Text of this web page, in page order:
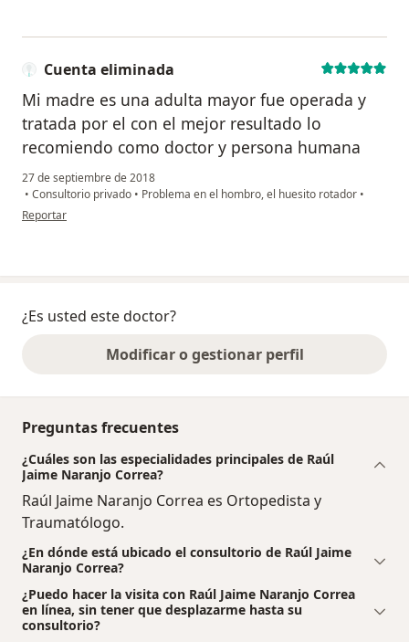
Cuenta eliminada
Mi madre es una adulta mayor fue operada y
tratada por el con el mejor resultado lo
recomiendo como doctor y persona humana
27 de septiembre de 2018
• Consultorio privado • Problema en el hombro, el huesito rotador •
en opinión del usuario Cuenta eliminada
Reportar
¿Es usted este doctor?
Modificar o gestionar perfil
Preguntas frecuentes
¿Cuáles son las especialidades principales de Raúl
Jaime Naranjo Correa?
Raúl Jaime Naranjo Correa es Ortopedista y
Traumatólogo.
¿En dónde está ubicado el consultorio de Raúl Jaime
Naranjo Correa?
¿Puedo hacer la visita con Raúl Jaime Naranjo Correa
en línea, sin tener que desplazarme hasta su
consultorio?